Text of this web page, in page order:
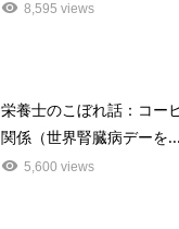
8,595 views
栄養士のこぼれ話：コー
関係（世界腎臓病デーを...
5,600 views